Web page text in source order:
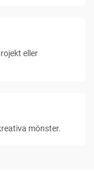
eller
mönster.